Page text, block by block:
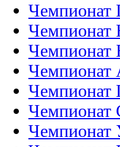
Чемпионат
Чемпионат
Чемпионат
Чемпионат
Чемпионат
Чемпионат